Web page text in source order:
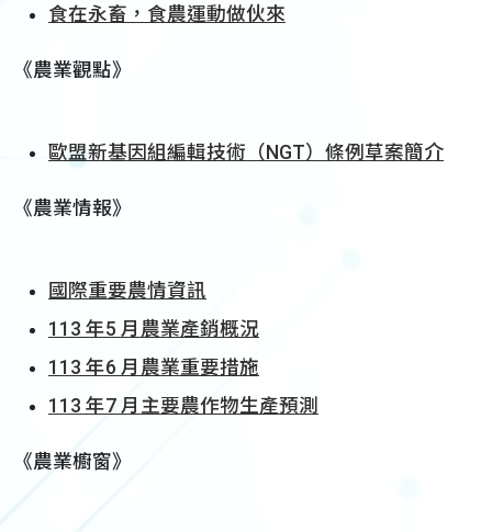
食在永畜，食農運動做伙來
《農業觀點》
歐盟新基因組編輯技術（NGT）條例草案簡介
《農業情報》
國際重要農情資訊
113 年5 月農業產銷概況
113 年6 月農業重要措施
113 年7 月主要農作物生產預測
《農業櫥窗》